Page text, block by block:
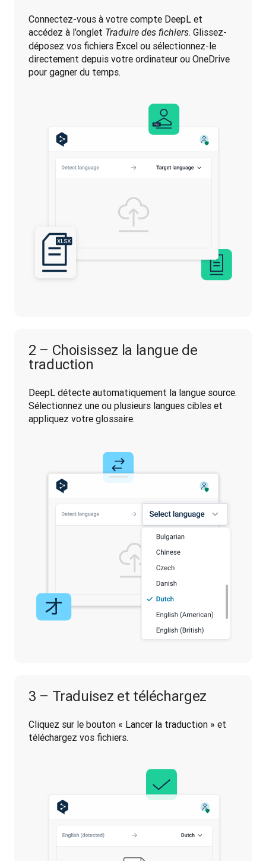
Connectez-vous à votre compte DeepL et
accédez à l’onglet Traduire des fichiers. Glissez-
déposez vos fichiers Excel ou sélectionnez-le
directement depuis votre ordinateur ou OneDrive
pour gagner du temps.
2 – Choisissez la langue de
traduction
DeepL détecte automatiquement la langue source.
Sélectionnez une ou plusieurs langues cibles et
appliquez votre glossaire.
3 – Traduisez et téléchargez
Cliquez sur le bouton « Lancer la traduction » et
téléchargez vos fichiers.